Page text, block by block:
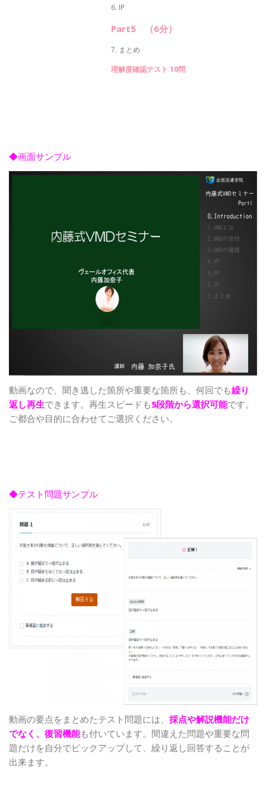
6. IP
Part5 （6分）
7. まとめ
理解度確認テスト 10問
◆画面サンプル
動画なので、聞き逃した箇所や重要な箇所も、何回でも繰り
返し再生できます。再生スピードも5段階から選択可能です。
ご都合や目的に合わせてご選択ください。
◆テスト問題サンプル
動画の要点をまとめたテスト問題には、 採点や解説機能だけ
でなく、復習機能も付いています。間違えた問題や重要な問
題だけを自分でピックアップして、繰り返し回答することが
出来ます。